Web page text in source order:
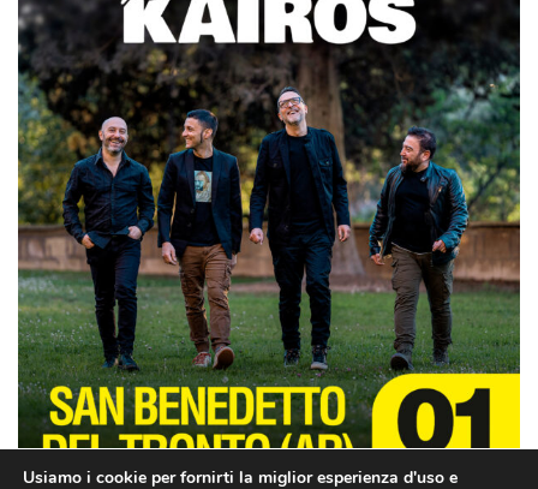
Usiamo i cookie per fornirti la miglior esperienza d'uso e